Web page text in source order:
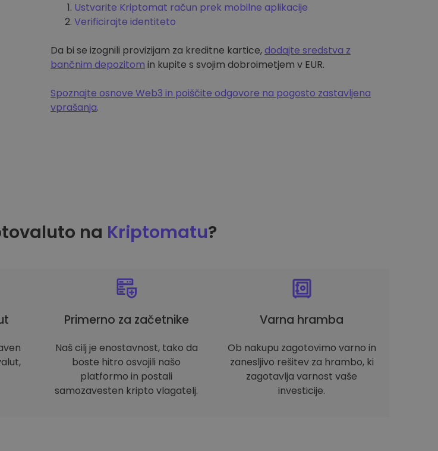
Ustvarite Kriptomat račun prek mobilne aplikacije
Verificirajte identiteto
Da bi se izognili provizijam za kreditne kartice,dodajte sredstva z
bančnim depozitom in kupite s svojim dobroimetjem v EUR.
Spoznajte osnove Web3 in poiščite odgovore na pogosto zastavljena
vprašanja.
na Kriptomatu?
Primerno za začetnike
Naš cilj je enostavnost, tako da
boste hitro osvojili našo
platformo in postali
samozavesten kripto vlagatelj.
Varna hramba
Ob nakupu zagotovimo varno in
zanesljivo rešitev za hrambo, ki
zagotavlja varnost vaše
investicije.